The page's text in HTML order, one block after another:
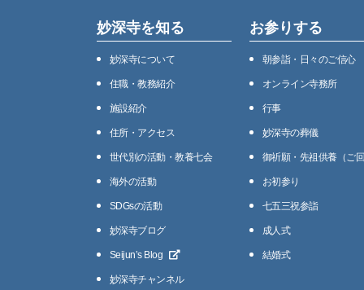
妙深寺を知る
妙深寺について
住職・教務紹介
施設紹介
住所・アクセス
世代別の活動・教養七会
海外の活動
SDGsの活動
妙深寺ブログ
Seijunʼs Blog
妙深寺チャンネル
お参りする
朝参詣・日々のご信心
オンライン寺務所
⾏事
妙深寺の葬儀
御祈願・先祖供養（ご回
お初参り
七五三祝参詣
成人式
結婚式